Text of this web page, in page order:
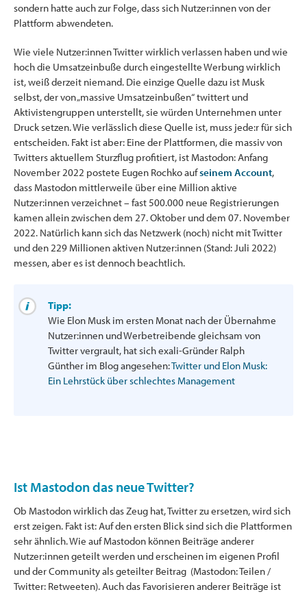
sondern hatte auch zur Folge, dass sich Nutzer:innen von der
Plattform abwendeten.
Wie viele Nutzer:innen Twitter wirklich verlassen haben und wie
hoch die Umsatzeinbuße durch eingestellte Werbung wirklich
ist, weiß derzeit niemand. Die einzige Quelle dazu ist Musk
selbst, der von „massive Umsatzeinbußen“ twittert und
Aktivistengruppen unterstellt, sie würden Unternehmen unter
Druck setzen. Wie verlässlich diese Quelle ist, muss jede:r für sich
entscheiden. Fakt ist aber: Eine der Plattformen, die massiv von
Twitters aktuellem Sturzflug profitiert, ist Mastodon: Anfang
November 2022 postete Eugen Rochko aufseinem Account,
dass Mastodon mittlerweile über eine Million aktive
Nutzer:innen verzeichnet – fast 500.000 neue Registrierungen
kamen allein zwischen dem 27. Oktober und dem 07. November
2022. Natürlich kann sich das Netzwerk (noch) nicht mit Twitter
und den 229 Millionen aktiven Nutzer:innen (Stand: Juli 2022)
messen, aber es ist dennoch beachtlich.
Tipp:
Wie Elon Musk im ersten Monat nach der Übernahme
Nutzer:innen und Werbetreibende gleichsam von
Twitter vergrault, hat sich exali-Gründer Ralph
Günther im Blog angesehen:Twitter und Elon Musk:
Ein Lehrstück über schlechtes Management
Ist Mastodon das neue Twitter?
Ob Mastodon wirklich das Zeug hat, Twitter zu ersetzen, wird sich
erst zeigen. Fakt ist: Auf den ersten Blick sind sich die Plattformen
sehr ähnlich. Wie auf Mastodon können Beiträge anderer
Nutzer:innen geteilt werden und erscheinen im eigenen Profil
und der Community als geteilter Beitrag (Mastodon: Teilen /
Twitter: Retweeten). Auch das Favorisieren anderer Beiträge ist